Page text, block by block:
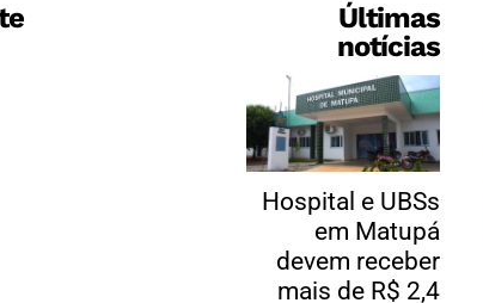
Últimas
notícias
Hospital e UBSs
em Matupá
devem receber
mais de R$ 2,4